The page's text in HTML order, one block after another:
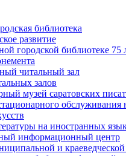
библиотека
развитие
городской библиотеке 75
читальный зал
залов
музей саратовских
обслуживания
на иностранных
информационный центр
и